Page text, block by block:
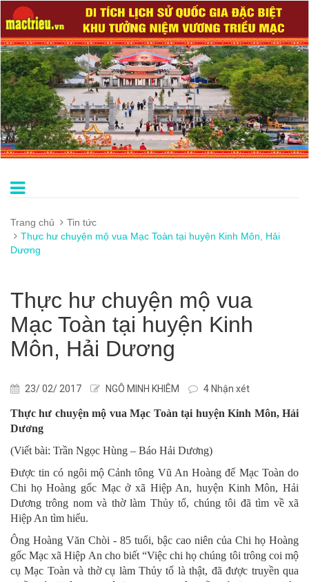
Trang chủ
Tin tức
Thực hư chuyện mộ vua Mạc Toàn tại huyện Kinh Môn, Hải
Dương
Thực hư chuyện mộ vua
Mạc Toàn tại huyện Kinh
Môn, Hải Dương
23/ 02/ 2017 NGÔ MINH KHIÊM 4 Nhận xét
Thực hư chuyện mộ vua Mạc Toàn tại huyện Kinh Môn, Hải
Dương
(Viết bài: Trần Ngọc Hùng – Báo Hải Dương)
Được tin có ngôi mộ Cảnh tông Vũ An Hoàng đế Mạc Toàn do
Chi họ Hoàng gốc Mạc ở xã Hiệp An, huyện Kinh Môn, Hải
Dương trông nom và thờ làm Thủy tổ, chúng tôi đã tìm về xã
Hiệp An tìm hiểu.
Ông Hoàng Văn Chòi - 85 tuổi, bậc cao niên của Chi họ Hoàng
gốc Mạc xã Hiệp An cho biết “Việc chi họ chúng tôi trông coi mộ
cụ Mạc Toàn và thờ cụ làm Thủy tổ là thật, đã được truyền qua